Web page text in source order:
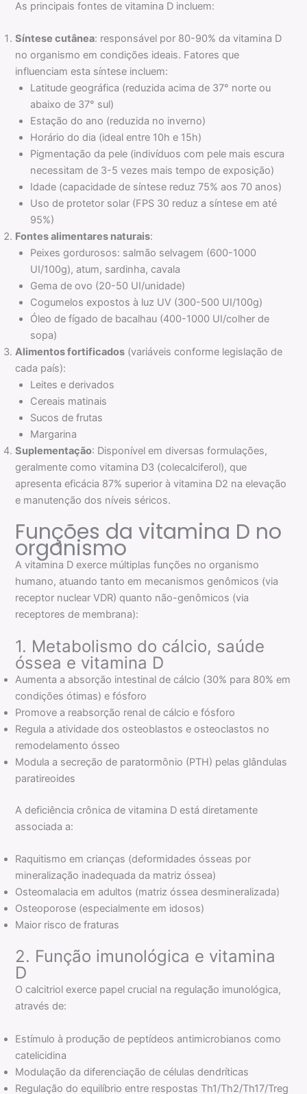
As principais fontes de vitamina D incluem:
Síntese cutânea: responsável por 80-90% da vitamina D
no organismo em condições ideais. Fatores que
influenciam esta síntese incluem:
Latitude geográfica (reduzida acima de 37° norte ou
abaixo de 37° sul)
Estação do ano (reduzida no inverno)
Horário do dia (ideal entre 10h e 15h)
Pigmentação da pele (indivíduos com pele mais escura
necessitam de 3-5 vezes mais tempo de exposição)
Idade (capacidade de síntese reduz 75% aos 70 anos)
Uso de protetor solar (FPS 30 reduz a síntese em até
95%)
Fontes alimentares naturais:
Peixes gordurosos: salmão selvagem (600-1000
UI/100g), atum, sardinha, cavala
Gema de ovo (20-50 UI/unidade)
Cogumelos expostos à luz UV (300-500 UI/100g)
Óleo de fígado de bacalhau (400-1000 UI/colher de
sopa)
Alimentos fortificados (variáveis conforme legislação de
cada país):
Leites e derivados
Cereais matinais
Sucos de frutas
Margarina
Suplementação: Disponível em diversas formulações,
geralmente como vitamina D3 (colecalciferol), que
apresenta eficácia 87% superior à vitamina D2 na elevação
e manutenção dos níveis séricos.
Funções da vitamina D no
organismo
A vitamina D exerce múltiplas funções no organismo
humano, atuando tanto em mecanismos genômicos (via
receptor nuclear VDR) quanto não-genômicos (via
receptores de membrana):
1. Metabolismo do cálcio, saúde
óssea e vitamina D
Aumenta a absorção intestinal de cálcio (30% para 80% em
condições ótimas) e fósforo
Promove a reabsorção renal de cálcio e fósforo
Regula a atividade dos osteoblastos e osteoclastos no
remodelamento ósseo
Modula a secreção de paratormônio (PTH) pelas glândulas
paratireoides
A deficiência crônica de vitamina D está diretamente
associada a:
Raquitismo em crianças (deformidades ósseas por
mineralização inadequada da matriz óssea)
Osteomalacia em adultos (matriz óssea desmineralizada)
Osteoporose (especialmente em idosos)
Maior risco de fraturas
2. Função imunológica e vitamina
D
O calcitriol exerce papel crucial na regulação imunológica,
através de:
Estímulo à produção de peptídeos antimicrobianos como
catelicidina
Modulação da diferenciação de células dendríticas
Regulação do equilíbrio entre respostas Th1/Th2/Th17/Treg